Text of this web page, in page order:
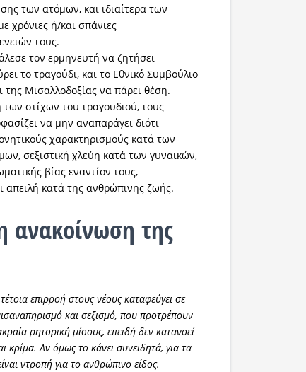
των ατόμων, και ιδιαίτερα των
χρόνιες ή/και σπάνιες
τους.
τον ερμηνευτή να ζητήσει
το τραγούδι, και το Εθνικό Συμβούλιο
της Μισαλλοδοξίας να πάρει θέση.
στίχων του τραγουδιού, τους
να μην αναπαράγει διότι
χαρακτηρισμούς κατά των
σεξιστική χλεύη κατά των γυναικών,
βίας εναντίον τους,
απειλή κατά της ανθρώπινης ζωής.
ανακοίνωση της
επιρροή στους νέους καταφεύγει σε
και σεξισμό, που προτρέπουν
ρητορική μίσους, επειδή δεν κατανοεί
κρίμα. Αν όμως το κάνει συνειδητά, για τα
ντροπή για το ανθρώπινο είδος.